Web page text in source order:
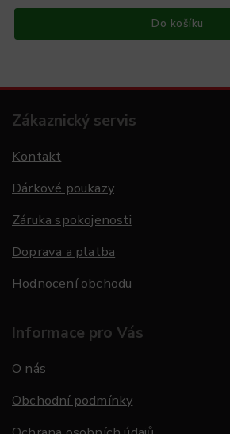
Do košíku
Zákaznický servis
Kontakt
Dárkové poukazy
Záruka spokojenosti
Doprava a platba
Hodnocení obchodu
Informace pro Vás
O nás
Obchodní podmínky